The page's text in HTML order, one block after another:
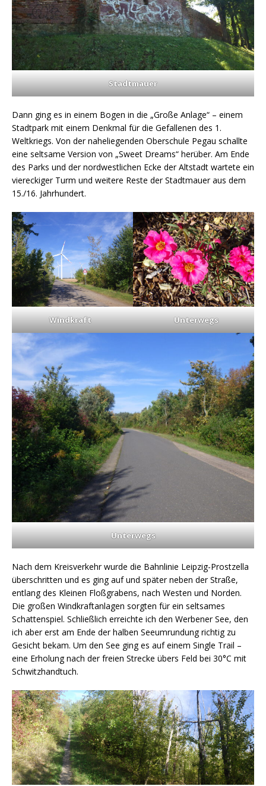
Stadtmauer
Dann ging es in einem Bogen in die „Große Anlage“ – einem
Stadtpark mit einem Denkmal für die Gefallenen des 1.
Weltkriegs. Von der naheliegenden Oberschule Pegau schallte
eine seltsame Version von „Sweet Dreams“ herüber. Am Ende
des Parks und der nordwestlichen Ecke der Altstadt wartete ein
viereckiger Turm und weitere Reste der Stadtmauer aus dem
15./16. Jahrhundert.
Windkraft Unterwegs
Unterwegs
Nach dem Kreisverkehr wurde die Bahnlinie Leipzig-Prostzella
überschritten und es ging auf und später neben der Straße,
entlang des Kleinen Floßgrabens, nach Westen und Norden.
Die großen Windkraftanlagen sorgten für ein seltsames
Schattenspiel. Schließlich erreichte ich den Werbener See, den
ich aber erst am Ende der halben Seeumrundung richtig zu
Gesicht bekam. Um den See ging es auf einem Single Trail –
eine Erholung nach der freien Strecke übers Feld bei 30°C mit
Schwitzhandtuch.